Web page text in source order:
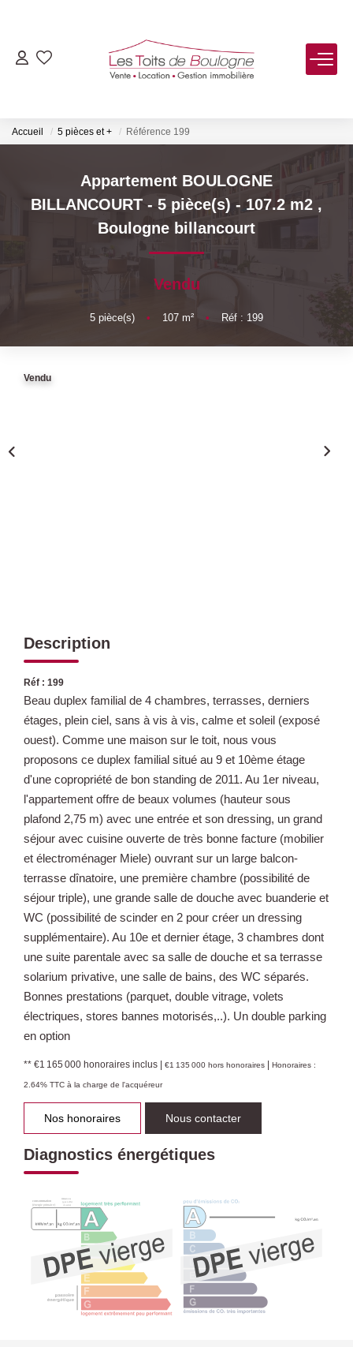
ACHETER
LOUER
VENDRE
Estimer
Biens Vendus
FAIRE GÉRER
Accueil 5 pièces et + Référence 199
Appartement BOULOGNE
BILLANCOURT - 5 pièce(s) - 107.2 m2 ,
Boulogne billancourt
Vendu
5 pièce(s) • 107 m² • Réf : 199
Vendu
Description
Réf : 199
Beau duplex familial de 4 chambres, terrasses, derniers
étages, plein ciel, sans à vis à vis, calme et soleil (exposé
ouest). Comme une maison sur le toit, nous vous
proposons ce duplex familial situé au 9 et 10ème étage
d'une copropriété de bon standing de 2011. Au 1er niveau,
l'appartement offre de beaux volumes (hauteur sous
plafond 2,75 m) avec une entrée et son dressing, un grand
séjour avec cuisine ouverte de très bonne facture (mobilier
et électroménager Miele) ouvrant sur un large balcon-
terrasse dînatoire, une première chambre (possibilité de
séjour triple), une grande salle de douche avec buanderie et
WC (possibilité de scinder en 2 pour créer un dressing
supplémentaire). Au 10e et dernier étage, 3 chambres dont
une suite parentale avec sa salle de douche et sa terrasse
solarium privative, une salle de bains, des WC séparés.
Bonnes prestations (parquet, double vitrage, volets
électriques, stores bannes motorisés,..). Un double parking
en option
** €1 165 000 honoraires inclus | €1 135 000 hors honoraires | Honoraires :
2.64% TTC à la charge de l'acquéreur
Nos honoraires Nous contacter
Diagnostics énergétiques